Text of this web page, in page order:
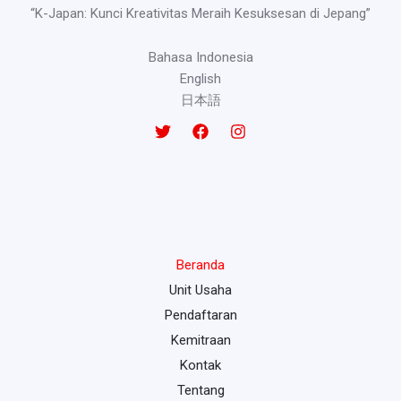
“K-Japan: Kunci Kreativitas Meraih Kesuksesan di Jepang”
Bahasa Indonesia
English
日本語
Beranda
Unit Usaha
Pendaftaran
Kemitraan
Kontak
Tentang